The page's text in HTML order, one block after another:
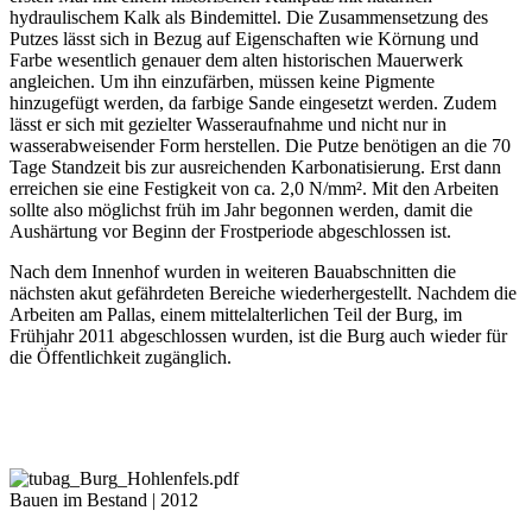
hydraulischem Kalk als Bindemittel. Die Zusammensetzung des
Putzes lässt sich in Bezug auf Eigenschaften wie Körnung und
Farbe wesentlich genauer dem alten historischen Mauerwerk
angleichen. Um ihn einzufärben, müssen keine Pigmente
hinzugefügt werden, da farbige Sande eingesetzt werden. Zudem
lässt er sich mit gezielter Wasseraufnahme und nicht nur in
wasserabweisender Form herstellen. Die Putze benötigen an die 70
Tage Standzeit bis zur ausreichenden Karbonatisierung. Erst dann
erreichen sie eine Festigkeit von ca. 2,0 N/mm². Mit den Arbeiten
sollte also möglichst früh im Jahr begonnen werden, damit die
Aushärtung vor Beginn der Frostperiode abgeschlossen ist.
Nach dem Innenhof wurden in weiteren Bauabschnitten die
nächsten akut gefährdeten Bereiche wiederhergestellt. Nachdem die
Arbeiten am Pallas, einem mittelalterlichen Teil der Burg, im
Frühjahr 2011 abgeschlossen wurden, ist die Burg auch wieder für
die Öffentlichkeit zugänglich.
Bauen im Bestand | 2012